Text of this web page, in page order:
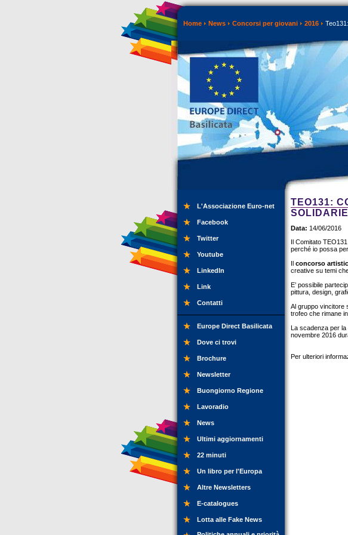
Home News Concorsi per giovani 2016
L'Associazione Euro-net
Facebook
Twitter
Youtube
LinkedIn
Link
Contatti
Europe Direct Basilicata
Dove ci trovi
Brochure
Newsletter
Buongiorno Regione
Lavoradio
News
Ultimi aggiornamenti
22 minuti
Un libro per l'Europa
Altre Newsletters
E-catalogues
Lotta alle Fake News
TEO131:
Data: 14/06/2016
Il Comitato
perché io possa
Il concorso
creative su temi
E’ possibile
pittura, design,
Al gruppo vincitore
trofeo che rimane
La scadenza per
novembre 2016
Per ulteriori